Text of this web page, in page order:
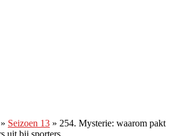
» Seizoen 13 » 254. Mysterie: waarom pakt
uit bij sporters